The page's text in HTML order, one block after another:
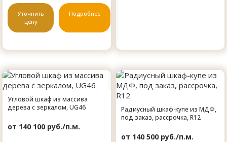
Уточнить
цену
Подробнее
Угловой шкаф из массива
дерева с зеркалом, UG46
от 140 100 руб./п.м.
Радиусный шкаф-купе из МДФ,
под заказ, рассрочка, R12
от 140 500 руб./п.м.